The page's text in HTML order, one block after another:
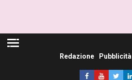
Redazione Pubblicità